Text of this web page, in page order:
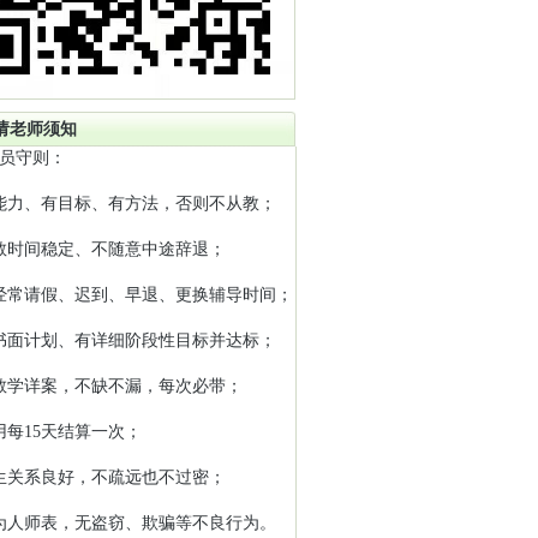
老师须知
守则：
力、有目标、有方法，否则不从教；
时间稳定、不随意中途辞退；
常请假、迟到、早退、更换辅导时间；
面计划、有详细阶段性目标并达标；
学详案，不缺不漏，每次必带；
每15天结算一次；
关系良好，不疏远也不过密；
人师表，无盗窃、欺骗等不良行为。